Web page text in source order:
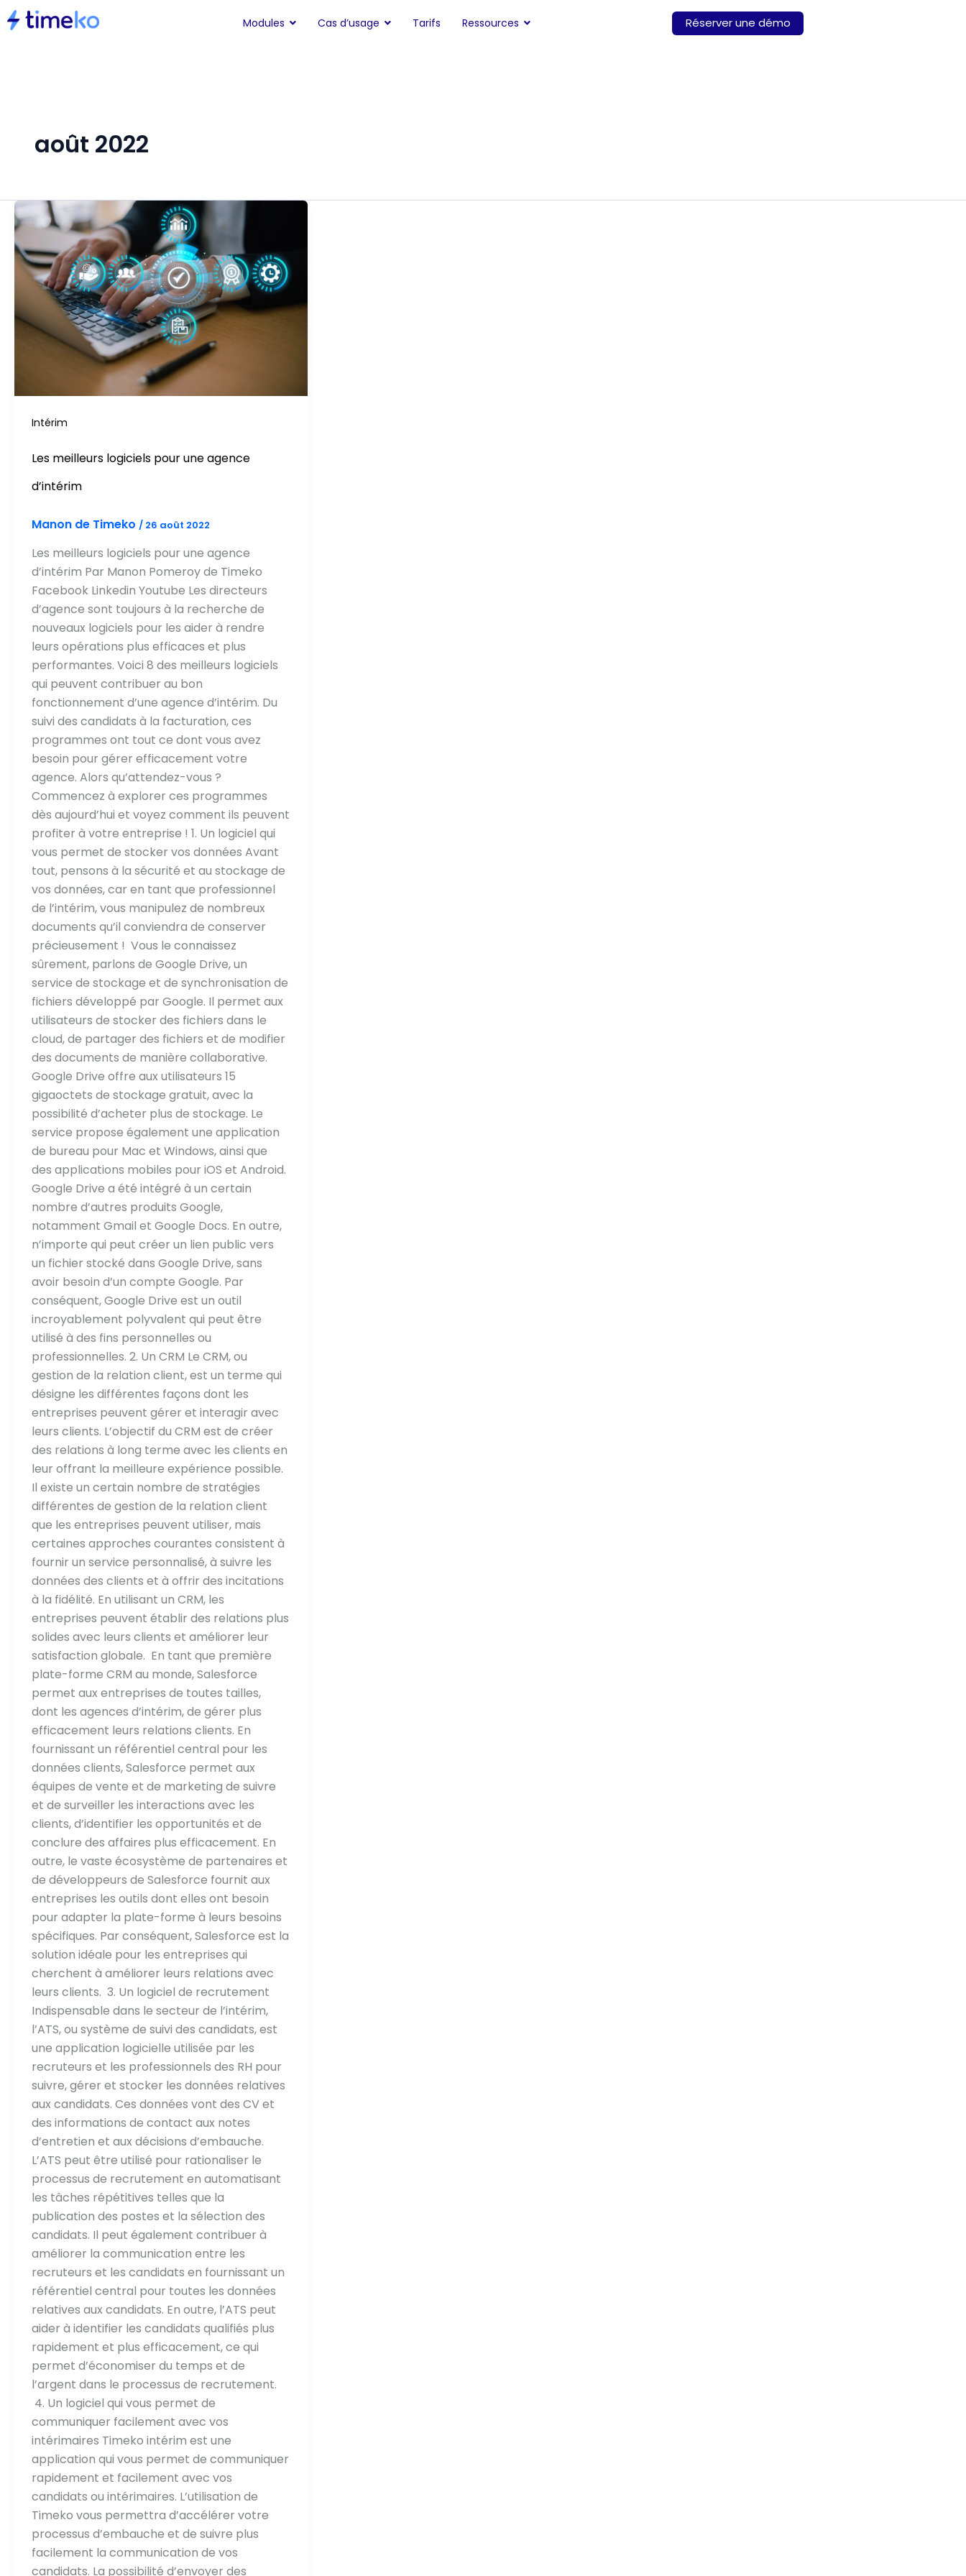
Modules Cas d’usage Tarifs Ressources Réserver une démo
août 2022
Intérim
Les meilleurs logiciels pour une agence
d’intérim
Manon de Timeko / 26 août 2022
Les meilleurs logiciels pour une agence
d’intérim Par Manon Pomeroy de Timeko
Facebook Linkedin Youtube Les directeurs
d’agence sont toujours à la recherche de
nouveaux logiciels pour les aider à rendre
leurs opérations plus efficaces et plus
performantes. Voici 8 des meilleurs logiciels
qui peuvent contribuer au bon
fonctionnement d’une agence d’intérim. Du
suivi des candidats à la facturation, ces
programmes ont tout ce dont vous avez
besoin pour gérer efficacement votre
agence. Alors qu’attendez-vous ?
Commencez à explorer ces programmes
dès aujourd’hui et voyez comment ils peuvent
profiter à votre entreprise ! 1. Un logiciel qui
vous permet de stocker vos données Avant
tout, pensons à la sécurité et au stockage de
vos données, car en tant que professionnel
de l’intérim, vous manipulez de nombreux
documents qu’il conviendra de conserver
précieusement ! Vous le connaissez
sûrement, parlons de Google Drive, un
service de stockage et de synchronisation de
fichiers développé par Google. Il permet aux
utilisateurs de stocker des fichiers dans le
cloud, de partager des fichiers et de modifier
des documents de manière collaborative.
Google Drive offre aux utilisateurs 15
gigaoctets de stockage gratuit, avec la
possibilité d’acheter plus de stockage. Le
service propose également une application
de bureau pour Mac et Windows, ainsi que
des applications mobiles pour iOS et Android.
Google Drive a été intégré à un certain
nombre d’autres produits Google,
notamment Gmail et Google Docs. En outre,
n’importe qui peut créer un lien public vers
un fichier stocké dans Google Drive, sans
avoir besoin d’un compte Google. Par
conséquent, Google Drive est un outil
incroyablement polyvalent qui peut être
utilisé à des fins personnelles ou
professionnelles. 2. Un CRM Le CRM, ou
gestion de la relation client, est un terme qui
désigne les différentes façons dont les
entreprises peuvent gérer et interagir avec
leurs clients. L’objectif du CRM est de créer
des relations à long terme avec les clients en
leur offrant la meilleure expérience possible.
Il existe un certain nombre de stratégies
différentes de gestion de la relation client
que les entreprises peuvent utiliser, mais
certaines approches courantes consistent à
fournir un service personnalisé, à suivre les
données des clients et à offrir des incitations
à la fidélité. En utilisant un CRM, les
entreprises peuvent établir des relations plus
solides avec leurs clients et améliorer leur
satisfaction globale. En tant que première
plate-forme CRM au monde, Salesforce
permet aux entreprises de toutes tailles,
dont les agences d’intérim, de gérer plus
efficacement leurs relations clients. En
fournissant un référentiel central pour les
données clients, Salesforce permet aux
équipes de vente et de marketing de suivre
et de surveiller les interactions avec les
clients, d’identifier les opportunités et de
conclure des affaires plus efficacement. En
outre, le vaste écosystème de partenaires et
de développeurs de Salesforce fournit aux
entreprises les outils dont elles ont besoin
pour adapter la plate-forme à leurs besoins
spécifiques. Par conséquent, Salesforce est la
solution idéale pour les entreprises qui
cherchent à améliorer leurs relations avec
leurs clients. 3. Un logiciel de recrutement
Indispensable dans le secteur de l’intérim,
l’ATS, ou système de suivi des candidats, est
une application logicielle utilisée par les
recruteurs et les professionnels des RH pour
suivre, gérer et stocker les données relatives
aux candidats. Ces données vont des CV et
des informations de contact aux notes
d’entretien et aux décisions d’embauche.
L’ATS peut être utilisé pour rationaliser le
processus de recrutement en automatisant
les tâches répétitives telles que la
publication des postes et la sélection des
candidats. Il peut également contribuer à
améliorer la communication entre les
recruteurs et les candidats en fournissant un
référentiel central pour toutes les données
relatives aux candidats. En outre, l’ATS peut
aider à identifier les candidats qualifiés plus
rapidement et plus efficacement, ce qui
permet d’économiser du temps et de
l’argent dans le processus de recrutement.
4. Un logiciel qui vous permet de
communiquer facilement avec vos
intérimaires Timeko intérim est une
application qui vous permet de communiquer
rapidement et facilement avec vos
candidats ou intérimaires. L’utilisation de
Timeko vous permettra d’accélérer votre
processus d’embauche et de suivre plus
facilement la communication de vos
candidats. La possibilité d’envoyer des